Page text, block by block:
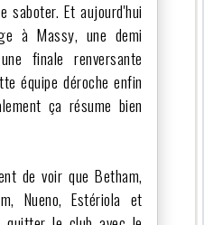
saboter. Et aujourd'hui
à Massy, une demi
finale renversante
équipe déroche enfin
ça résume bien
de voir que Betham,
Nueno, Estériola et